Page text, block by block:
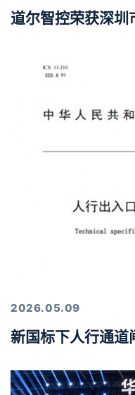
道尔智控荣获深圳
2026.05.09
新国标下人行通道